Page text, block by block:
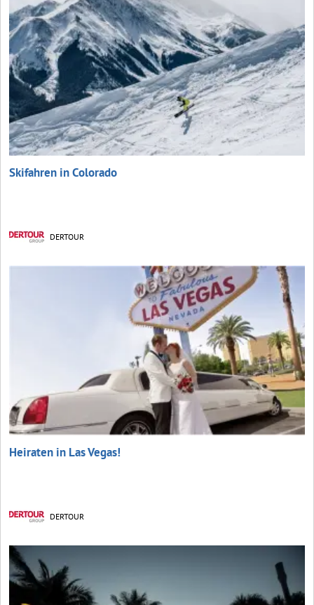
Skifahren in Colorado
DERTOUR
Heiraten in Las Vegas!
DERTOUR